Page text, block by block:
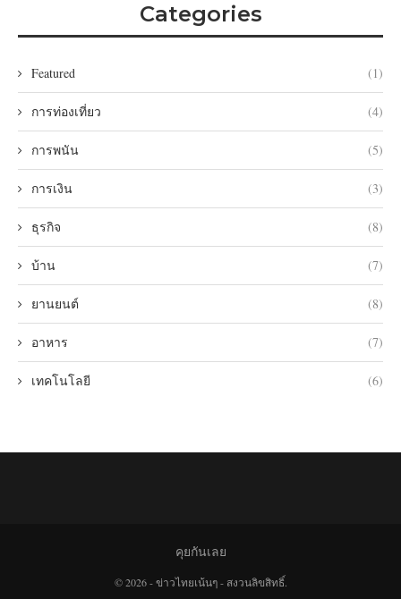
Categories
Featured (1)
การท่องเที่ยว (4)
การพนัน (5)
การเงิน (3)
ธุรกิจ (8)
บ้าน (7)
ยานยนต์ (8)
อาหาร (7)
เทคโนโลยี (6)
คุยกันเลย
© 2026 - ข่าวไทยเน้นๆ - สงวนลิขสิทธิ์.